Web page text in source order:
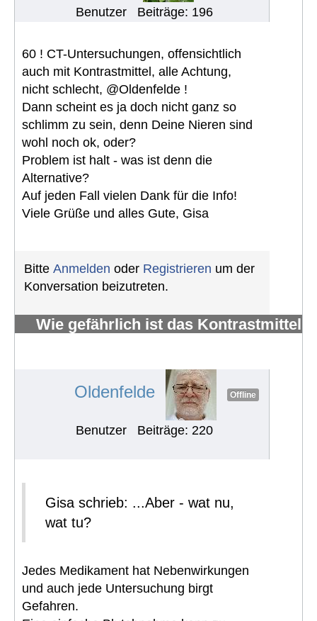
Benutzer Beiträge: 196
60 ! CT-Untersuchungen, offensichtlich
auch mit Kontrastmittel, alle Achtung,
nicht schlecht, @Oldenfelde !
Dann scheint es ja doch nicht ganz so
schlimm zu sein, denn Deine Nieren sind
wohl noch ok, oder?
Problem ist halt - was ist denn die
Alternative?
Auf jeden Fall vielen Dank für die Info!
Viele Grüße und alles Gute, Gisa
Bitte Anmelden oder Registrieren um der
Konversation beizutreten.
Wie gefährlich ist das Kontrastmittel
Oldenfelde Offline
Benutzer Beiträge: 220
Gisa schrieb: ...Aber - wat nu,
wat tu?
Jedes Medikament hat Nebenwirkungen
und auch jede Untersuchung birgt
Gefahren.